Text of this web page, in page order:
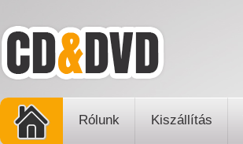
Rólunk Kiszállítás